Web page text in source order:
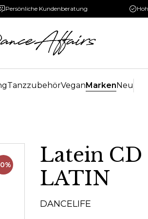
Persönliche Kundenberatung
TanzzubehörVeganMarkenNeu
Latein
LATIN
DANCELIFE